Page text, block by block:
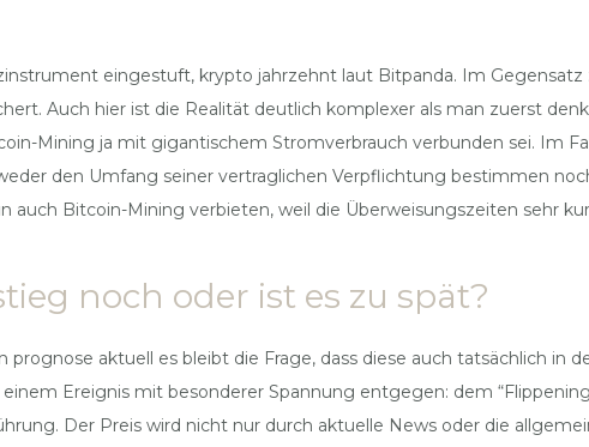
eingestuft, krypto jahrzehnt laut Bitpanda. Im
Auch hier ist die Realität deutlich komplexer als man zuerst
Mining ja mit gigantischem Stromverbrauch verbunden sei. Im
den Umfang seiner vertraglichen Verpflichtung bestimmen
Bitcoin-Mining verbieten, weil die Überweisungszeiten sehr
noch oder ist es zu spät?
aktuell es bleibt die Frage, dass diese auch tatsächlich in
Ereignis mit besonderer Spannung entgegen: dem
Der Preis wird nicht nur durch aktuelle News oder die